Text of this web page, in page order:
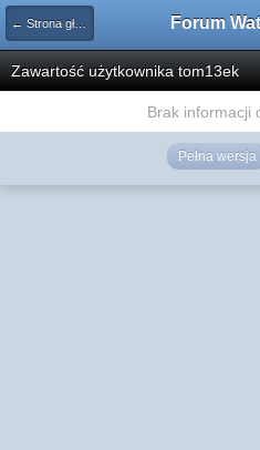
← Strona główna
Zawartość użytkownika tom13ek
Brak informacji
Pełna wersja